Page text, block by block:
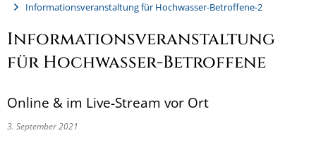
Informationsveranstaltung für Hochwasser-Betroffene-2
Informationsveranstaltung
für Hochwasser-Betroffene
Online & im Live-Stream vor Ort
3. September 2021